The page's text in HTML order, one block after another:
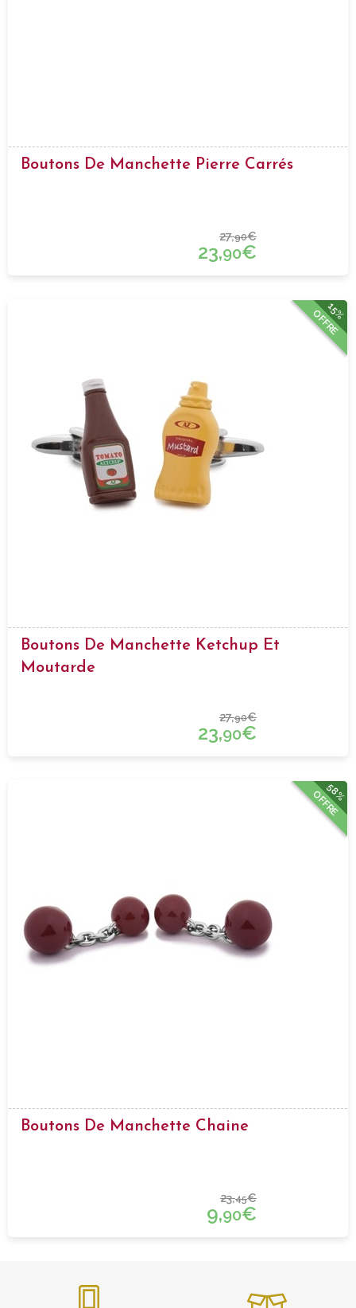
Boutons De Manchette Pierre Carrés
27,90€
23,90€
15%
OFFRE
Boutons De Manchette Ketchup Et
Moutarde
27,90€
23,90€
58%
OFFRE
Boutons De Manchette Chaine
23,45€
9,90€